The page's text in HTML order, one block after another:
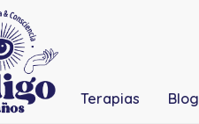
Terapias Blog